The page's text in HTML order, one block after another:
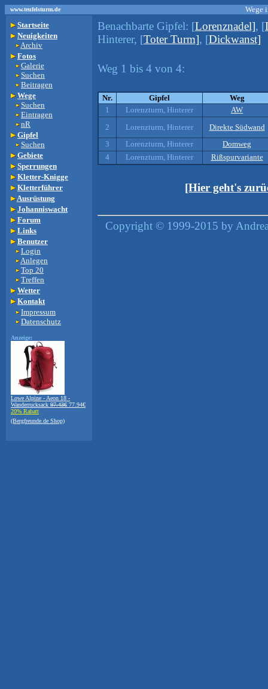
www.teufelsturm.de
Wege
Startseite
Neuigkeiten
Archiv
Fotos
Galerie
Suchen
Beitragen
Wege
Suchen
Eintragen
nR
Gipfel
Suchen
Gebiete
Sperrungen
Kletter-Knigge
Kletterführer
Ausrüstung
Johanniswacht
Forum
Links
Benutzer
Login
Anlegen
Top 20
Treffen
Wetter
Kontakt
Impressum
Datenschutz
Anzeige:
Lowe Alpine - Aeon 18 -
Wanderrucksack 97.43€ 77.94€
20% Rabatt
(Bergfreunde.de Shop)
Benachbarte Gipfel: [Lorenznadel], [
Hinterer, [Toter Turm], [Dickwanst]
Weg 1 bis 4 von 4:
Nr. Gipfel
Weg
1
Lorenzturm, Hinterer
AW
2
Lorenzturm, Hinterer
Direkte Südwand
3
Lorenzturm, Hinterer
Domweg
4
Lorenzturm, Hinterer Rißspurvariante
[Hier geht's
Copyright © 1999-2015 by